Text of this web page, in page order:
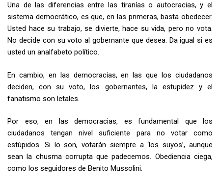
Una de las diferencias entre las tiranías o autocracias, y el
sistema democrático, es que, en las primeras, basta obedecer.
Usted hace su trabajo, se divierte, hace su vida, pero no vota.
No decide con su voto al gobernante que desea. Da igual si es
usted un analfabeto político.
En cambio, en las democracias, en las que los ciudadanos
deciden, con su voto, los gobernantes, la estupidez y el
fanatismo son letales.
Por eso, en las democracias, es fundamental que los
ciudadanos tengan nivel suficiente para no votar como
estúpidos. Si lo son, votarán siempre a ‘los suyos’, aunque
sean la chusma corrupta que padecemos. Obediencia ciega,
como los seguidores de Benito Mussolini.